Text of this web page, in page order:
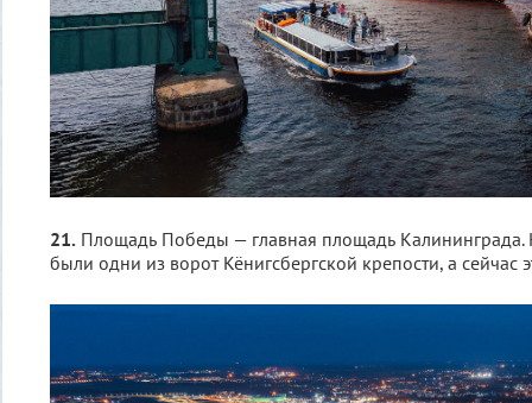
21. Площадь Победы — главная площадь Калининграда.
были одни из ворот Кёнигсбергской крепости, а сейчас